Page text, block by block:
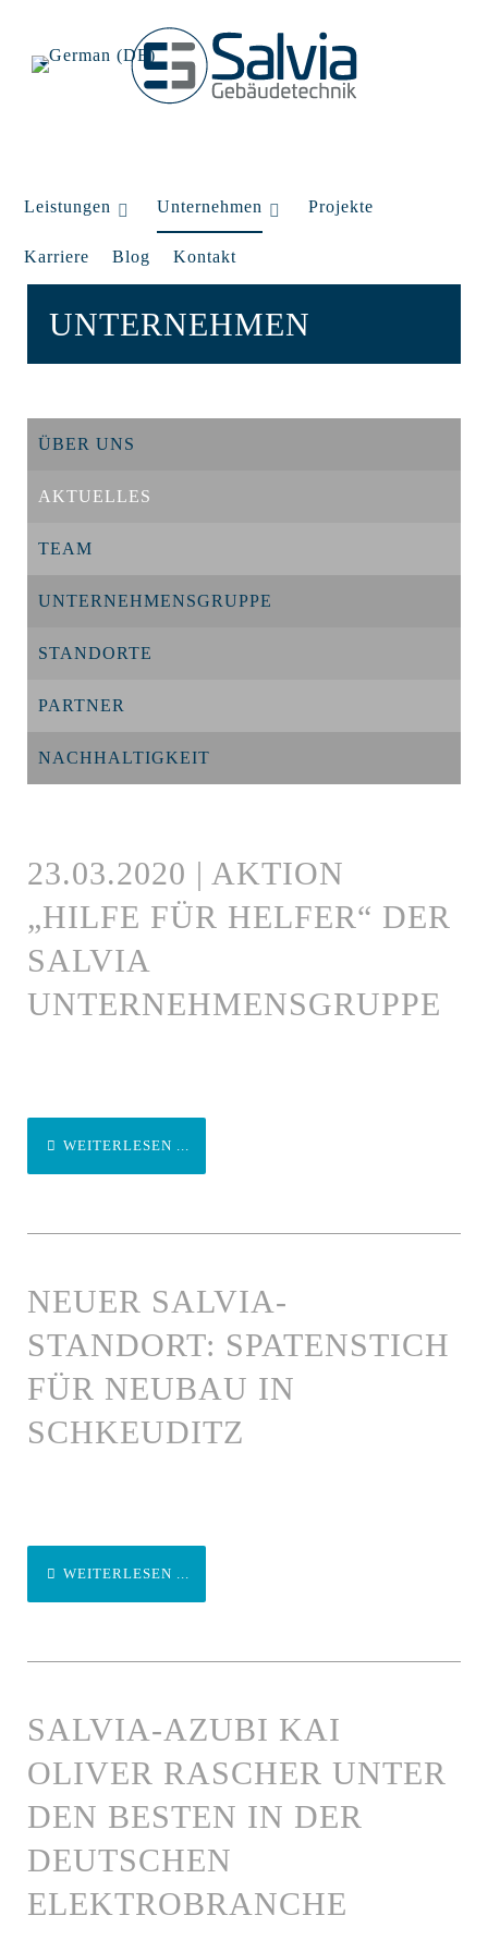
Leistungen Unternehmen Projekte
Karriere Blog Kontakt
UNTERNEHMEN
ÜBER UNS
AKTUELLES
TEAM
UNTERNEHMENSGRUPPE
STANDORTE
PARTNER
NACHHALTIGKEIT
23.03.2020 | AKTION
„HILFE FÜR HELFER“ DER
SALVIA
UNTERNEHMENSGRUPPE
WEITERLESEN ...
NEUER SALVIA-
STANDORT: SPATENSTICH
FÜR NEUBAU IN
SCHKEUDITZ
WEITERLESEN ...
SALVIA-AZUBI KAI
OLIVER RASCHER UNTER
DEN BESTEN IN DER
DEUTSCHEN
ELEKTROBRANCHE